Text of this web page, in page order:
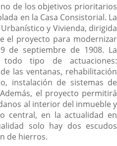
de los objetivos prioritarios
en la Casa Consistorial. La
y Vivienda, dirigida
el proyecto para modernizar
de septiembre de 1908. La
tipo de actuaciones:
las ventanas, rehabilitación
instalación de sistemas de
el proyecto permitirá
al interior del inmueble y
central, en la actualidad en
solo hay dos escudos
de hierros.